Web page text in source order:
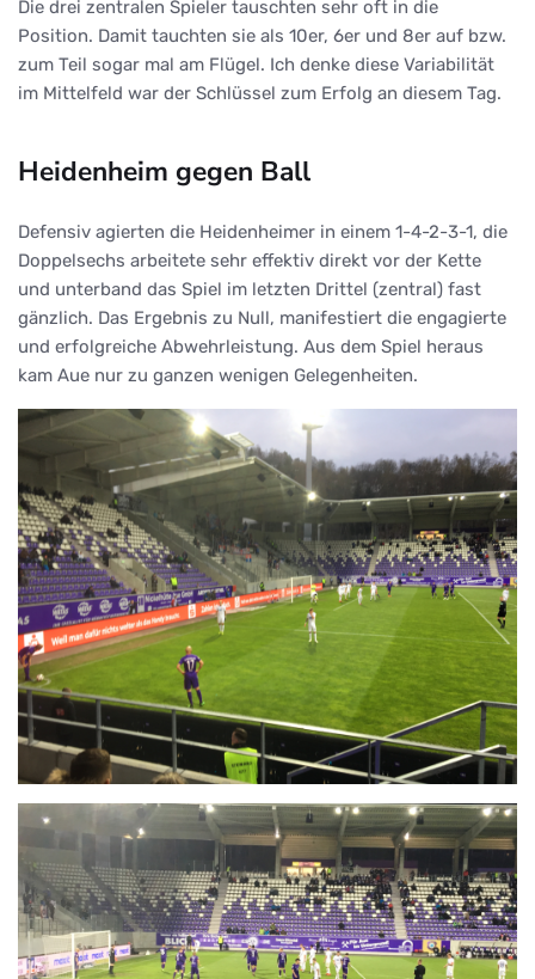
Die drei zentralen Spieler tauschten sehr oft in die
Position. Damit tauchten sie als 10er, 6er und 8er auf bzw.
zum Teil sogar mal am Flügel. Ich denke diese Variabilität
im Mittelfeld war der Schlüssel zum Erfolg an diesem Tag.
Heidenheim gegen Ball
Defensiv agierten die Heidenheimer in einem 1-4-2-3-1, die
Doppelsechs arbeitete sehr effektiv direkt vor der Kette
und unterband das Spiel im letzten Drittel (zentral) fast
gänzlich. Das Ergebnis zu Null, manifestiert die engagierte
und erfolgreiche Abwehrleistung. Aus dem Spiel heraus
kam Aue nur zu ganzen wenigen Gelegenheiten.